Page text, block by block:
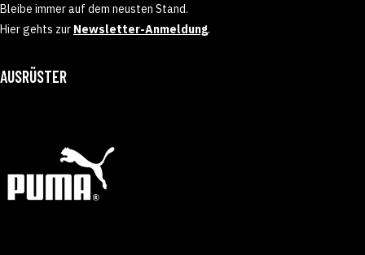
Bleibe immer auf dem neusten Stand.
Hier gehts zur Newsletter-Anmeldung.
AUSRÜSTER